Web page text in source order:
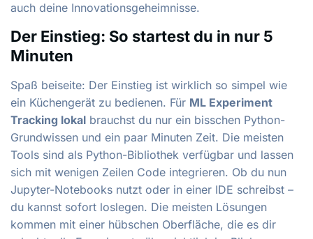
auch deine Innovationsgeheimnisse.
Der Einstieg: So startest du in nur 5
Minuten
Spaß beiseite: Der Einstieg ist wirklich so simpel wie
ein Küchengerät zu bedienen. Für ML Experiment
Tracking lokal brauchst du nur ein bisschen Python-
Grundwissen und ein paar Minuten Zeit. Die meisten
Tools sind als Python-Bibliothek verfügbar und lassen
sich mit wenigen Zeilen Code integrieren. Ob du nun
Jupyter-Notebooks nutzt oder in einer IDE schreibst –
du kannst sofort loslegen. Die meisten Lösungen
kommen mit einer hübschen Oberfläche, die es dir